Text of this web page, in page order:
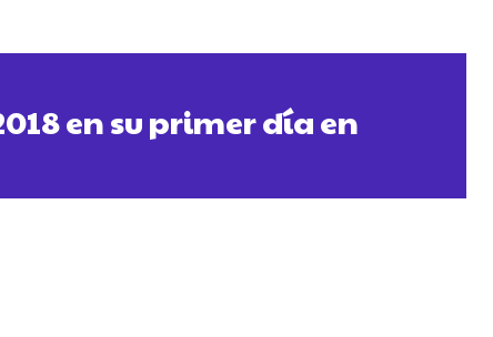
en su primer día en